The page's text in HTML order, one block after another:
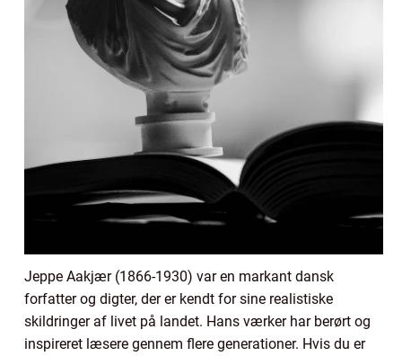
Jeppe Aakjær (1866-1930) var en markant dansk
forfatter og digter, der er kendt for sine realistiske
skildringer af livet på landet. Hans værker har berørt og
inspireret læsere gennem flere generationer. Hvis du er